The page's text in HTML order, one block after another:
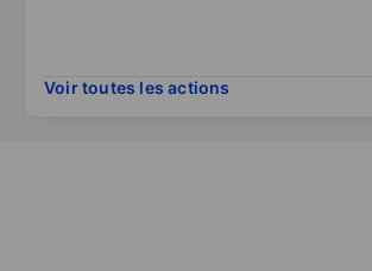
Voir toutes les actions